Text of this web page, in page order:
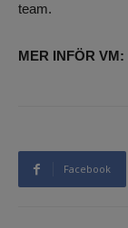
team.
MER INFÖR VM:
Facebook